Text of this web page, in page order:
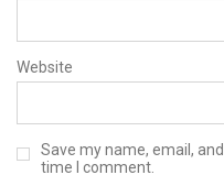
Website
Save my name, email,
time I comment.